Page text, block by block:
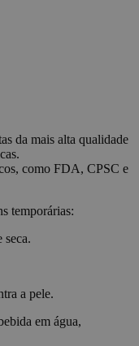
da mais alta qualidade
como FDA, CPSC e
temporárias:
seca.
a pele.
em água,